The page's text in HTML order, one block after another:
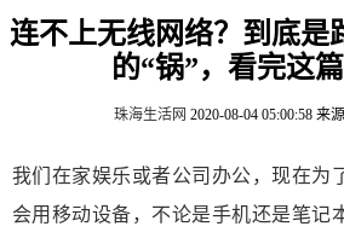
连不上无线网络？到底是
的“锅”，看完这
珠海生活网 2020-08-04 05:00:58 来源
我们在家娱乐或者公司办公，现在为
会用移动设备，不论是手机还是笔记